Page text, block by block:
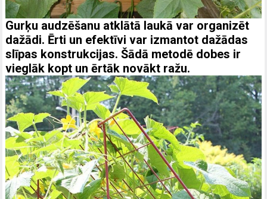
Gurķu audzēšanu atklātā laukā var organizēt
dažādi. Ērti un efektīvi var izmantot dažādas
slīpas konstrukcijas. Šādā metodē dobes ir
vieglāk kopt un ērtāk novākt ražu.